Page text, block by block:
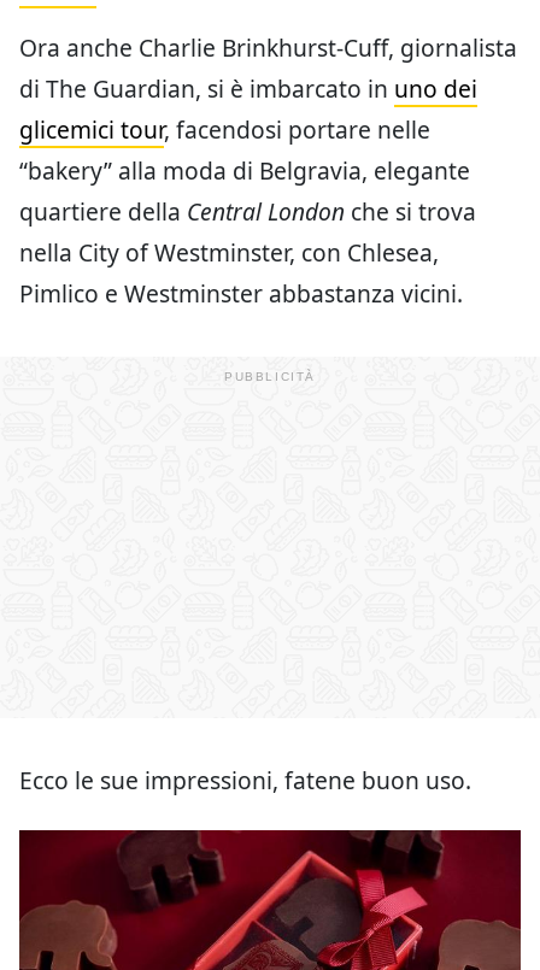
Ora anche Charlie Brinkhurst-Cuff, giornalista
di The Guardian, si è imbarcato in uno dei
glicemici tour, facendosi portare nelle
“bakery” alla moda di Belgravia, elegante
quartiere della Central London che si trova
nella City of Westminster, con Chlesea,
Pimlico e Westminster abbastanza vicini.
Ecco le sue impressioni, fatene buon uso.